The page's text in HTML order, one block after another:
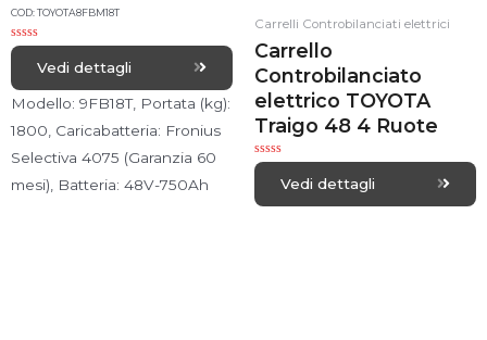
COD: TOYOTA8FBM18T
R
e
d
0
o
u
o
5
Vedi dettagli
Modello: 9FB18T, Portata (kg):
1800, Caricabatteria: Fronius
Selectiva 4075 (Garanzia 60
mesi), Batteria: 48V-750Ah
Carrelli Controbilanciati elettrici
Carrello
Controbilanciato
elettrico TOYOTA
Traigo 48 4 Ruote
R
e
Vedi dettagli